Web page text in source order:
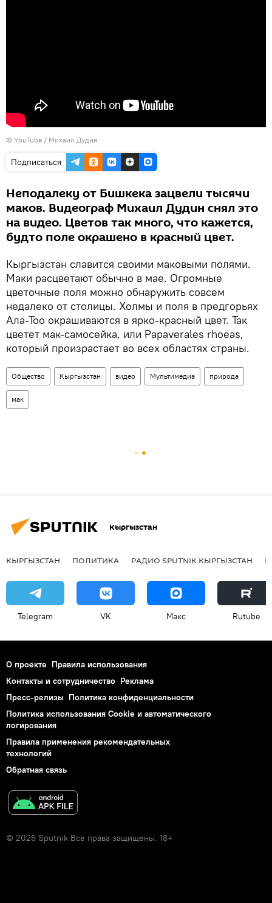
© YouTube / Михаил Дудин
Подписаться
Неподалеку от Бишкека зацвели тысячи
маков. Видеограф Михаил Дудин снял это
на видео. Цветов так много, что кажется,
будто поле окрашено в красный цвет.
Кыргызстан славится своими маковыми полями.
Маки расцветают обычно в мае. Огромные
цветочные поля можно обнаружить совсем
недалеко от столицы. Холмы и поля в предгорьях
Ала-Тоо окрашиваются в ярко-красный цвет. Так
цветет мак-самосейка, или Papaverales rhoeas,
который произрастает во всех областях страны.
Общество Кыргызстан видео Мультимедиа природа
мак
Кыргызстан
КЫРГЫЗСТАН ПОЛИТИКА РАДИО SPUTNIK КЫРГЫЗСТАН
Telegram VK Макс Rutube
О проекте Правила использования
Контакты и сотрудничество Реклама
Пресс-релизы Политика конфиденциальности
Политика использования Cookie и автоматического
логирования
Правила применения рекомендательных
технологий
Обратная связь
© 2026 Sputnik Все права защищены. 18+